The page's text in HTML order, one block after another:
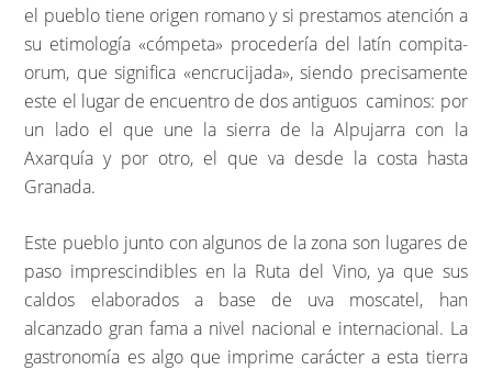
el pueblo tiene origen romano y si prestamos atención a
su etimología «cómpeta» procedería del latín compita-
orum, que significa «encrucijada», siendo precisamente
este el lugar de encuentro de dos antiguos caminos: por
un lado el que une la sierra de la Alpujarra con la
Axarquía y por otro, el que va desde la costa hasta
Granada.
Este pueblo junto con algunos de la zona son lugares de
paso imprescindibles en la Ruta del Vino, ya que sus
caldos elaborados a base de uva moscatel, han
alcanzado gran fama a nivel nacional e internacional. La
gastronomía es algo que imprime carácter a esta tierra